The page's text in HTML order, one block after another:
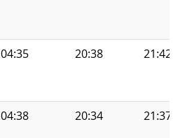
04:35 20:38 21:42
04:38 20:34 21:37